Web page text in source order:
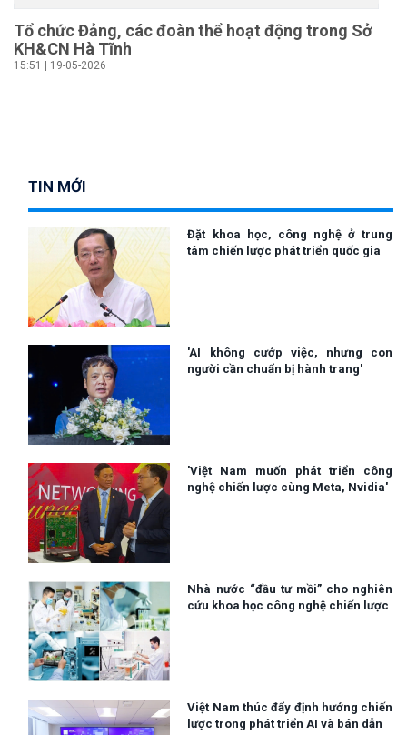
Tổ chức Đảng, các đoàn thể hoạt động trong Sở
KH&CN Hà Tĩnh
15:51 | 19-05-2026
TIN MỚI
Đặt khoa học, công nghệ ở trung
tâm chiến lược phát triển quốc gia
'AI không cướp việc, nhưng con
người cần chuẩn bị hành trang'
'Việt Nam muốn phát triển công
nghệ chiến lược cùng Meta, Nvidia'
Nhà nước “đầu tư mồi” cho nghiên
cứu khoa học công nghệ chiến lược
Việt Nam thúc đẩy định hướng chiến
lược trong phát triển AI và bán dẫn